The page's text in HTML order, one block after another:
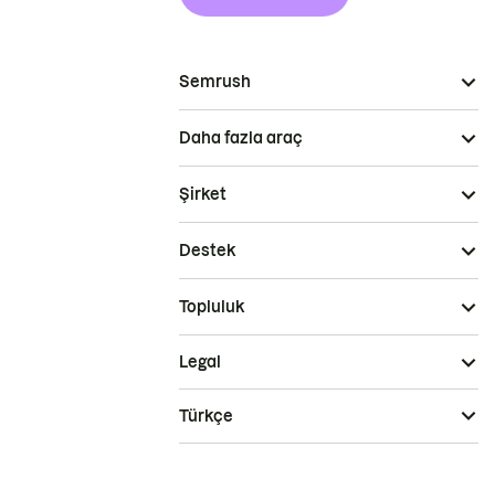
Semrush
Daha fazla araç
Şirket
Destek
Topluluk
Legal
Türkçe